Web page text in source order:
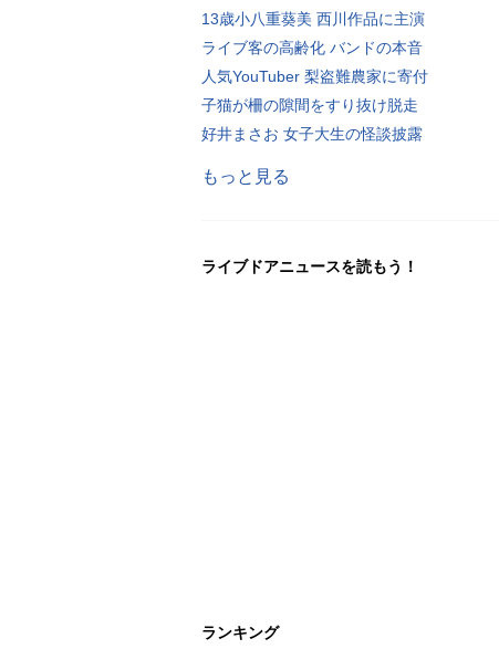
13歳小八重葵美 西川作品に主演
ライブ客の高齢化 バンドの本音
人気YouTuber 梨盗難農家に寄付
子猫が柵の隙間をすり抜け脱走
好井まさお 女子大生の怪談披露
もっと見る
ライブドアニュースを読もう！
ランキング